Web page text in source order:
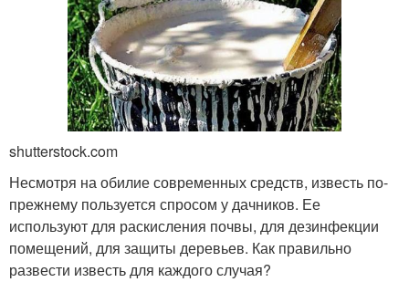
shutterstock.com
Несмотря на обилие современных средств, известь по-
прежнему пользуется спросом у дачников. Ее
используют для раскисления почвы, для дезинфекции
помещений, для защиты деревьев. Как правильно
развести известь для каждого случая?